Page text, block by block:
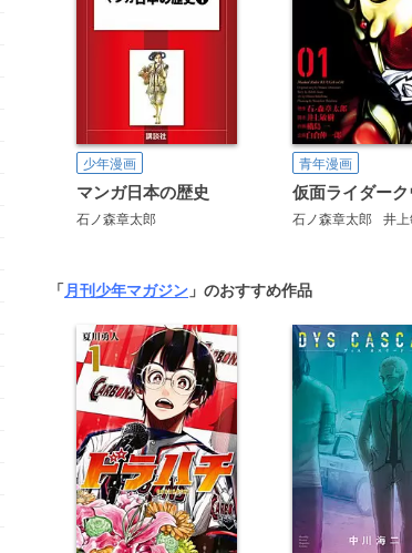
少年漫画
マンガ日本の歴史
石ノ森章太郎
青年漫画
仮面ライダー
石ノ森章太郎 井
「 月刊少年マガジン 」のおすすめ作品